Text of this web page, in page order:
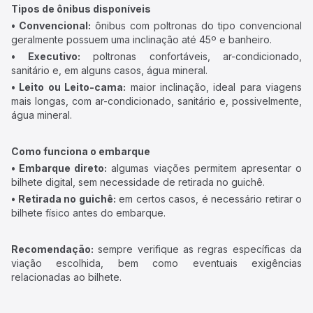
Tipos de ônibus disponíveis
• Convencional: ônibus com poltronas do tipo convencional
geralmente possuem uma inclinação até 45º e banheiro.
• Executivo: poltronas confortáveis, ar-condicionado,
sanitário e, em alguns casos, água mineral.
• Leito ou Leito-cama: maior inclinação, ideal para viagens
mais longas, com ar-condicionado, sanitário e, possivelmente,
água mineral.
Como funciona o embarque
• Embarque direto: algumas viações permitem apresentar o
bilhete digital, sem necessidade de retirada no guichê.
• Retirada no guichê: em certos casos, é necessário retirar o
bilhete físico antes do embarque.
Recomendação: sempre verifique as regras específicas da
viação escolhida, bem como eventuais exigências
relacionadas ao bilhete.